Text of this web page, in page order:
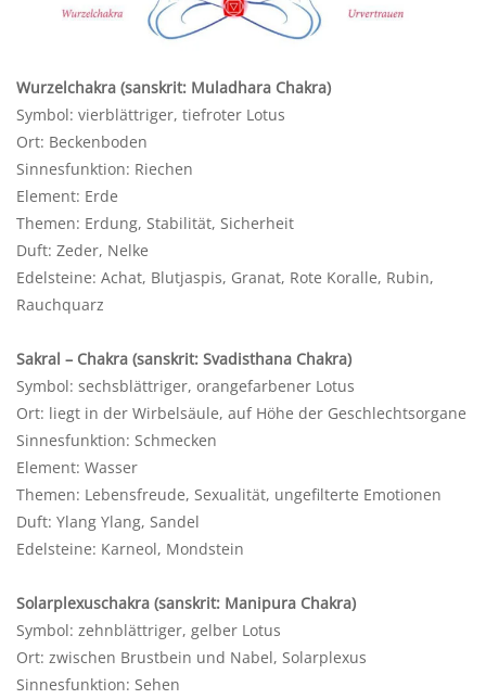
Wurzelchakra (sanskrit: Muladhara Chakra)
Symbol: vierblättriger, tiefroter Lotus
Ort: Beckenboden
Sinnesfunktion: Riechen
Element: Erde
Themen: Erdung, Stabilität, Sicherheit
Duft: Zeder, Nelke
Edelsteine: Achat, Blutjaspis, Granat, Rote Koralle, Rubin,
Rauchquarz
Sakral – Chakra (sanskrit: Svadisthana Chakra)
Symbol: sechsblättriger, orangefarbener Lotus
Ort: liegt in der Wirbelsäule, auf Höhe der Geschlechtsorgane
Sinnesfunktion: Schmecken
Element: Wasser
Themen: Lebensfreude, Sexualität, ungefilterte Emotionen
Duft: Ylang Ylang, Sandel
Edelsteine: Karneol, Mondstein
Solarplexuschakra (sanskrit: Manipura Chakra)
Symbol: zehnblättriger, gelber Lotus
Ort: zwischen Brustbein und Nabel, Solarplexus
Sinnesfunktion: Sehen